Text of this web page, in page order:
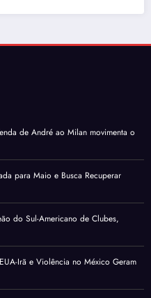
de André ao Milan movimenta o
para Maio e Busca Recuperar
do Sul-Americano de Clubes,
Irã e Violência no México Geram